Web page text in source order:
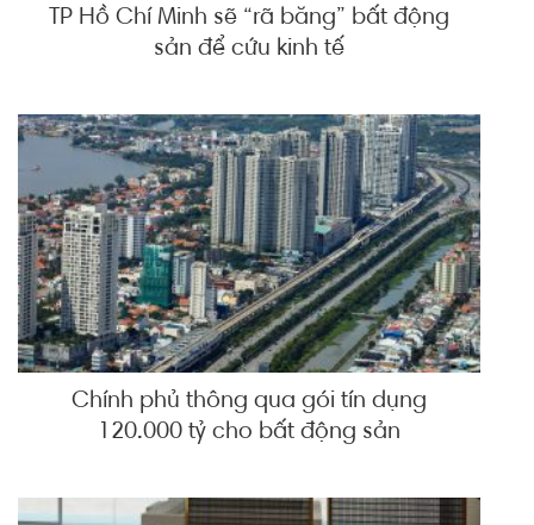
TP Hồ Chí Minh sẽ “rã băng” bất động
sản để cứu kinh tế
Chính phủ thông qua gói tín dụng
120.000 tỷ cho bất động sản